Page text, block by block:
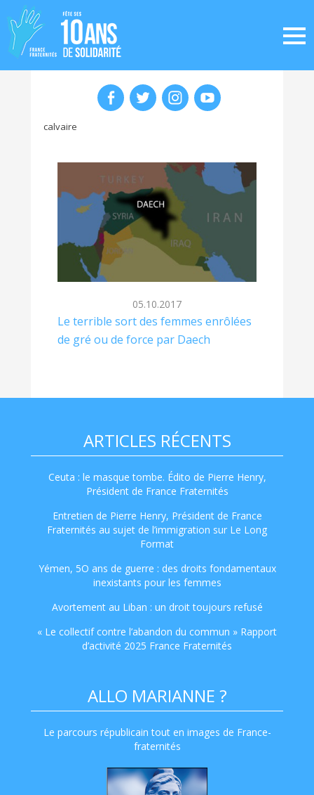
calvaire
05.10.2017
Le terrible sort des femmes enrôlées
de gré ou de force par Daech
ARTICLES RÉCENTS
Ceuta : le masque tombe. Édito de Pierre Henry,
Président de France Fraternités
Entretien de Pierre Henry, Président de France
Fraternités au sujet de l’immigration sur Le Long
Format
Yémen, 5O ans de guerre : des droits fondamentaux
inexistants pour les femmes
Avortement au Liban : un droit toujours refusé
« Le collectif contre l’abandon du commun » Rapport
d’activité 2025 France Fraternités
ALLO MARIANNE ?
Le parcours républicain tout en images de France-
fraternités